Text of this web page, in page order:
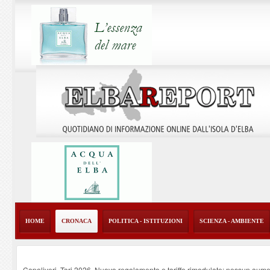
HOME CRONACA POLITICA - ISTITUZIONI SCIENZA - AMBIENTE